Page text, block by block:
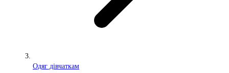
Одяг дівчаткам